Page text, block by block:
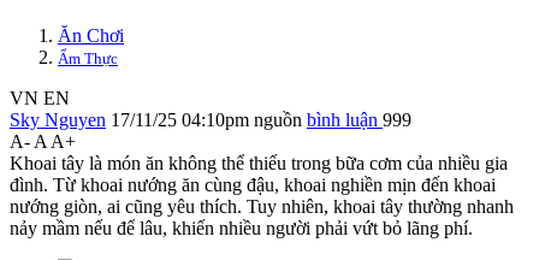
Ăn Chơi
Ẩm Thực
VN EN
Sky Nguyen 17/11/25 04:10pm nguồn bình luận 999
A- A A+
Khoai tây là món ăn không thể thiếu trong bữa cơm của nhiều gia
đình. Từ khoai nướng ăn cùng đậu, khoai nghiền mịn đến khoai
nướng giòn, ai cũng yêu thích. Tuy nhiên, khoai tây thường nhanh
nảy mầm nếu để lâu, khiến nhiều người phải vứt bỏ lãng phí.